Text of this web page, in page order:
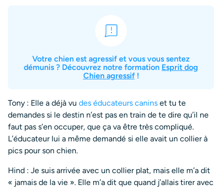
Votre chien est agressif et vous vous sentez
démunis ? Découvrez notre formation Esprit dog
Chien agressif!
Tony : Elle a déjà vu des éducateurs canins et tu te
demandes si le destin n’est pas en train de te dire qu’il ne
faut pas s’en occuper, que ça va être très compliqué.
L’éducateur lui a même demandé si elle avait un collier à
pics pour son chien.
Hind : Je suis arrivée avec un collier plat, mais elle m’a dit
« jamais de la vie ». Elle m’a dit que quand j’allais tirer avec